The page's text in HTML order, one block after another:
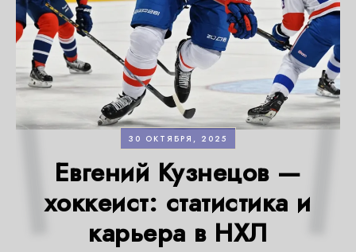
30 ОКТЯБРЯ, 2025
Евгений Кузнецов —
хоккеист: статистика и
карьера в НХЛ